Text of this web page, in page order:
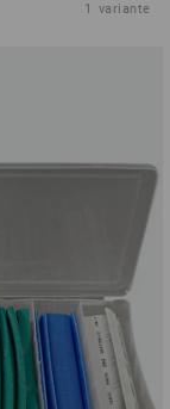
1 variante